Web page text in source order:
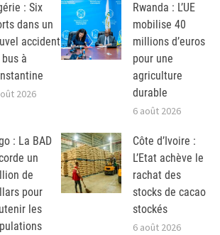
: Six
dans un
accident
à
2026
Rwanda : L’UE
mobilise 40
millions d’euros
pour une
agriculture
durable
6 août 2026
: La BAD
un
de
pour
les
Côte d’Ivoire :
L’Etat achève le
rachat des
stocks de cacao
stockés
6 août 2026